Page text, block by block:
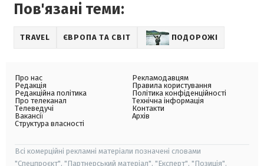
Пов'язані теми:
TRAVEL ЄВРОПА ТА СВІТ ПОДОРОЖІ
Про нас
Редакція
Редакційна політика
Про телеканал
Телеведучі
Вакансії
Структура власності
Рекламодавцям
Правила користування
Політика конфіденційності
Технічна інформація
Контакти
Архів
Всі комерційні рекламні матеріали позначені словами
"Спецпроєкт", "Партнерський матеріал", "Експерт", "Позиція".